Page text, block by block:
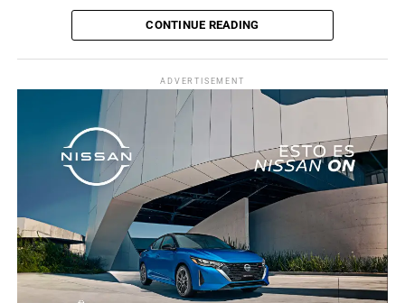
Con este resultado, el conjunto dirigido por Lionel Scaloni
destacó la importancia de la victoria, mientras que el
técnico argentino subrayó la dificultad del encuentro y
valoró la clasificación del equipo a la siguiente ronda.
CONTINUE READING
ADVERTISEMENT